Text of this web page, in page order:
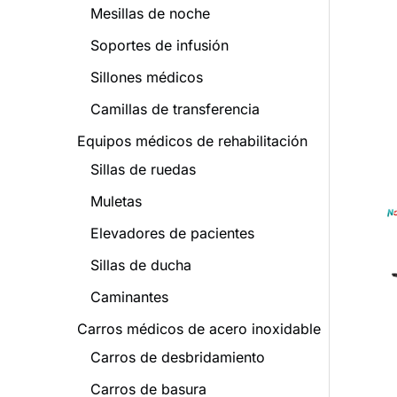
Mesillas de noche
Soportes de infusión
Sillones médicos
Camillas de transferencia
Equipos médicos de rehabilitación
Sillas de ruedas
Muletas
Elevadores de pacientes
Sillas de ducha
Caminantes
Carros médicos de acero inoxidable
Carros de desbridamiento
Carros de basura